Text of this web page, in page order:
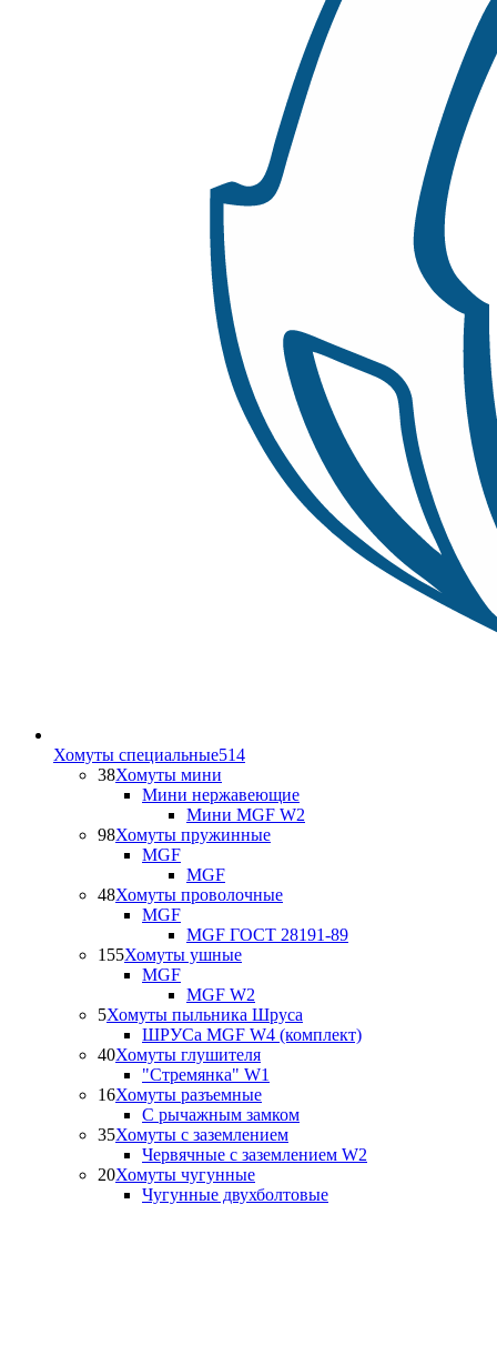
Хомуты специальные514
38Хомуты мини
Мини нержавеющие
Мини MGF W2
98Хомуты пружинные
MGF
MGF
48Хомуты проволочные
MGF
MGF ГОСТ 28191-89
155Хомуты ушные
MGF
MGF W2
5Хомуты пыльника Шруса
ШРУСа MGF W4 (комплект)
40Хомуты глушителя
"Стремянка" W1
16Хомуты разъемные
С рычажным замком
35Хомуты с заземлением
Червячные с заземлением W2
20Хомуты чугунные
Чугунные двухболтовые